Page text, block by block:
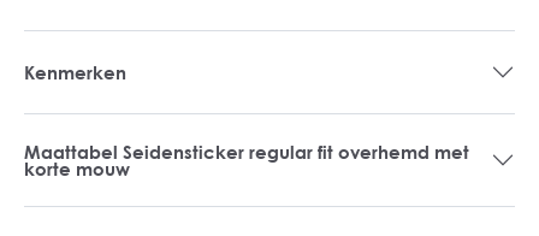
Kenmerken
Maattabel Seidensticker regular fit overhemd met
korte mouw